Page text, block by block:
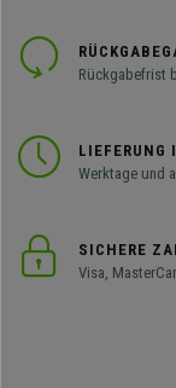
Rückgabefrist
LIEFERUNG
Werktage und
SICHERE
Visa,